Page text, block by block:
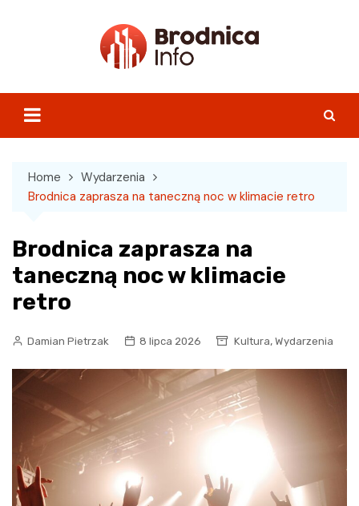
Home
Wydarzenia
Brodnica zaprasza na taneczną noc w klimacie retro
Brodnica zaprasza na
taneczną noc w klimacie
retro
Damian Pietrzak 8 lipca 2026 Kultura, Wydarzenia